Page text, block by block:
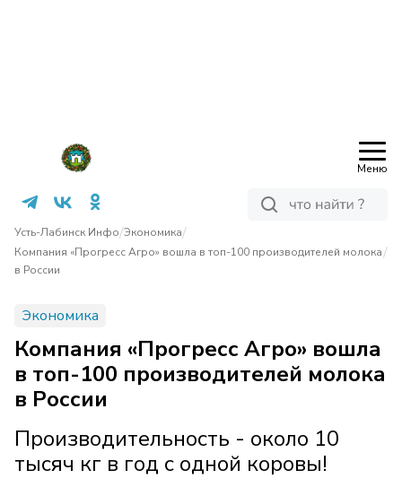
Меню
Усть-Лабинск Инфо/Экономика/
Компания «Прогресс Агро» вошла в топ-100 производителей молока
в России
/
Экономика
Компания «Прогресс Агро» вошла
в топ-100 производителей молока
в России
Производительность - около 10
тысяч кг в год с одной коровы!